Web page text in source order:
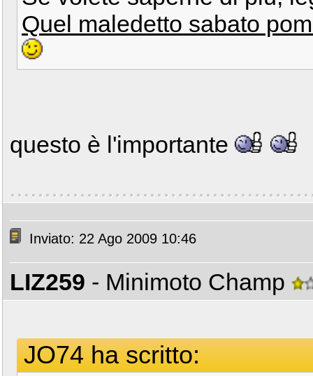
Quel maledetto sabato
questo è l'importante
Inviato: 22 Ago 2009 10:46
LIZ259 - Minimoto Champ
JO74 ha scritto: